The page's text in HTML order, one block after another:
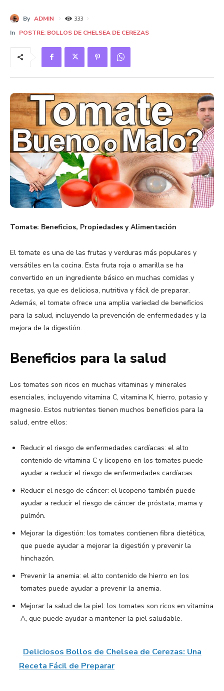
By ADMIN 333
In POSTRE: BOLLOS DE CHELSEA DE CEREZAS
Tomate: Beneficios, Propiedades y Alimentación
El tomate es una de las frutas y verduras más populares y
versátiles en la cocina. Esta fruta roja o amarilla se ha
convertido en un ingrediente básico en muchas comidas y
recetas, ya que es deliciosa, nutritiva y fácil de preparar.
Además, el tomate ofrece una amplia variedad de beneficios
para la salud, incluyendo la prevención de enfermedades y la
mejora de la digestión.
Beneficios para la salud
Los tomates son ricos en muchas vitaminas y minerales
esenciales, incluyendo vitamina C, vitamina K, hierro, potasio y
magnesio. Estos nutrientes tienen muchos beneficios para la
salud, entre ellos:
Reducir el riesgo de enfermedades cardíacas: el alto
contenido de vitamina C y licopeno en los tomates puede
ayudar a reducir el riesgo de enfermedades cardíacas.
Reducir el riesgo de cáncer: el licopeno también puede
ayudar a reducir el riesgo de cáncer de próstata, mama y
pulmón.
Mejorar la digestión: los tomates contienen fibra dietética,
que puede ayudar a mejorar la digestión y prevenir la
hinchazón.
Prevenir la anemia: el alto contenido de hierro en los
tomates puede ayudar a prevenir la anemia.
Mejorar la salud de la piel: los tomates son ricos en vitamina
A, que puede ayudar a mantener la piel saludable.
Deliciosos Bollos de Chelsea de Cerezas: Una
Receta Fácil de Preparar